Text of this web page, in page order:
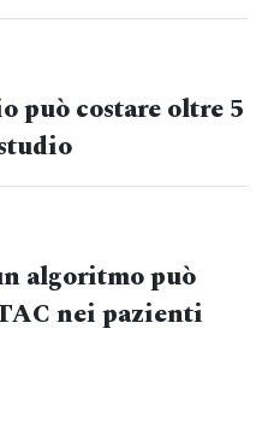
può costare oltre 5
algoritmo può
nei pazienti